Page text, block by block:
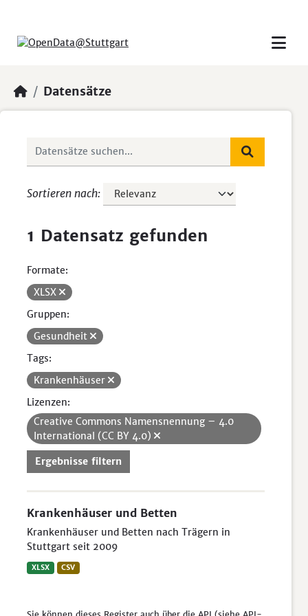
Datensätze
Sortieren nach
1 Datensatz gefunden
Formate:
XLSX
Gruppen:
Gesundheit
Tags:
Krankenhäuser
Lizenzen:
Creative Commons Namensnennung – 4.0
International (CC BY 4.0)
Ergebnisse filtern
Krankenhäuser und Betten
Krankenhäuser und Betten nach Trägern in
Stuttgart seit 2009
XLSX CSV